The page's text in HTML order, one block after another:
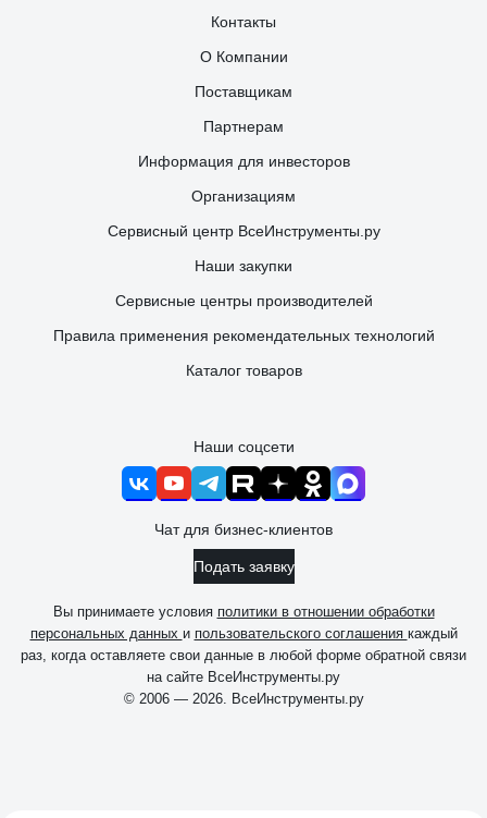
Контакты
О Компании
Поставщикам
Партнерам
Информация для инвесторов
Организациям
Сервисный центр ВсеИнструменты.ру
Наши закупки
Сервисные центры производителей
Правила применения рекомендательных технологий
Каталог товаров
Наши соцсети
Чат для бизнес-клиентов
Подать заявку
Вы принимаете условия политики в отношении обработки
персональных данных и пользовательского соглашения каждый
раз, когда оставляете свои данные в любой форме обратной связи
на сайте ВсеИнструменты.ру
© 2006 — 2026. ВсеИнструменты.ру